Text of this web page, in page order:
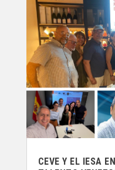
CEVE Y EL IESA